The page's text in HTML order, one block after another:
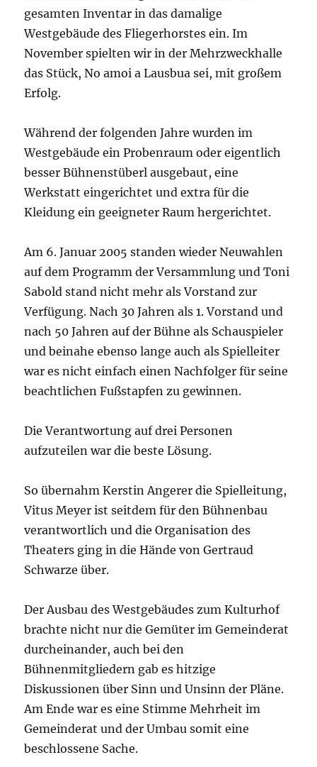
gesamten Inventar in das damalige
Westgebäude des Fliegerhorstes ein. Im
November spielten wir in der Mehrzweckhalle
das Stück, No amoi a Lausbua sei, mit großem
Erfolg.
Während der folgenden Jahre wurden im
Westgebäude ein Probenraum oder eigentlich
besser Bühnenstüberl ausgebaut, eine
Werkstatt eingerichtet und extra für die
Kleidung ein geeigneter Raum hergerichtet.
Am 6. Januar 2005 standen wieder Neuwahlen
auf dem Programm der Versammlung und Toni
Sabold stand nicht mehr als Vorstand zur
Verfügung. Nach 30 Jahren als 1. Vorstand und
nach 50 Jahren auf der Bühne als Schauspieler
und beinahe ebenso lange auch als Spielleiter
war es nicht einfach einen Nachfolger für seine
beachtlichen Fußstapfen zu gewinnen.
Die Verantwortung auf drei Personen
aufzuteilen war die beste Lösung.
So übernahm Kerstin Angerer die Spielleitung,
Vitus Meyer ist seitdem für den Bühnenbau
verantwortlich und die Organisation des
Theaters ging in die Hände von Gertraud
Schwarze über.
Der Ausbau des Westgebäudes zum Kulturhof
brachte nicht nur die Gemüter im Gemeinderat
durcheinander, auch bei den
Bühnenmitgliedern gab es hitzige
Diskussionen über Sinn und Unsinn der Pläne.
Am Ende war es eine Stimme Mehrheit im
Gemeinderat und der Umbau somit eine
beschlossene Sache.